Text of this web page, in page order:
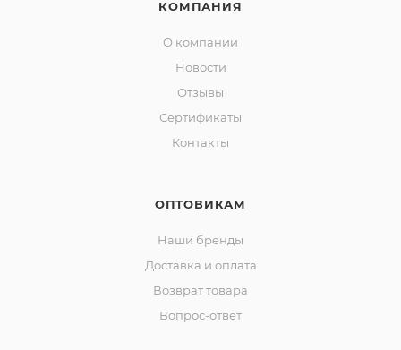
КОМПАНИЯ
О компании
Новости
Отзывы
Сертификаты
Контакты
ОПТОВИКАМ
Наши бренды
Доставка и оплата
Возврат товара
Вопрос-ответ